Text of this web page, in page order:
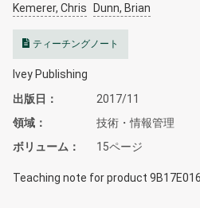
Kemerer, Chris Dunn, Brian
ティーチングノート
Ivey Publishing
出版日
2017/11
領域
技術・情報管理
ボリューム
15ページ
Teaching note for product 9B17E016.